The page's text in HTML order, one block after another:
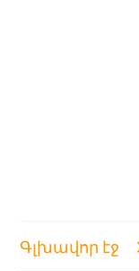
Գլխավոր էջ